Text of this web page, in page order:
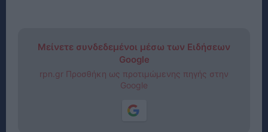
Μείνετε συνδεδεμένοι μέσω των Ειδήσεων
Google
rpn.gr Προσθήκη ως προτιμώμενης πηγής στην
Google